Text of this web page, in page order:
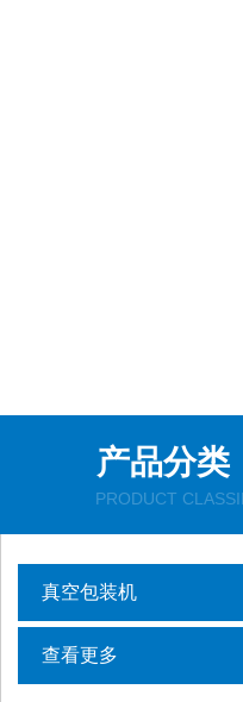
产品分类
PRODUCT
真空包装机
查看更多